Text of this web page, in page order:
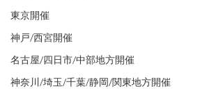
東京開催
神戸/西宮開催
名古屋/四日市/中部地方開催
神奈川/埼玉/千葉/静岡/関東地方開催